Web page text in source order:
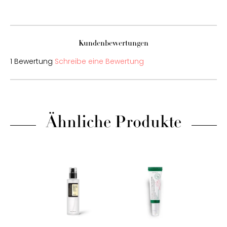
Kundenbewertungen
1 Bewertung Schreibe eine Bewertung
Ähnliche Produkte